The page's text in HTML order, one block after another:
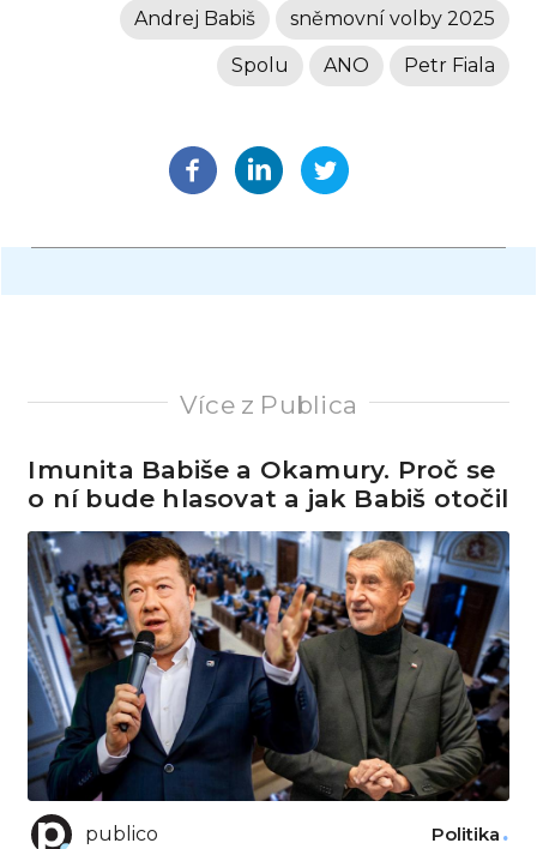
sněmovní volby 2025
Andrej Babiš
Petr Fiala
ANO
Spolu
Více z Publica
Imunita Babiše a Okamury. Proč se
o ní bude hlasovat a jak Babiš otočil
publico Politika